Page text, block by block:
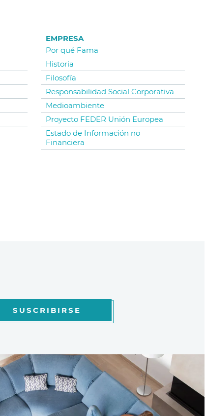
EMPRESA
Por qué Fama
Historia
Filosofía
Responsabilidad Social Corporativa
Medioambiente
Proyecto FEDER Unión Europea
Estado de Información no
Financiera
SUSCRIBIRSE